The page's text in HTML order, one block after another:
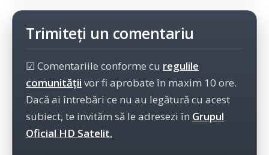
Trimiteți un comentariu
☑ Comentariile conforme cu regulile
comunității vor fi aprobate în maxim 10 ore.
Dacă ai întrebări ce nu au legătură cu acest
subiect, te invităm să le adresezi în Grupul
Oficial HD Satelit.